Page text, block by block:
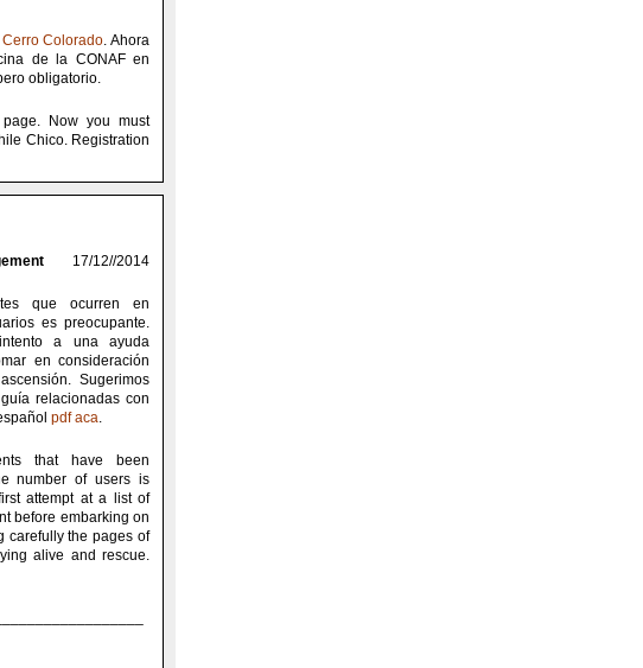
Cerro Colorado. Ahora
de la CONAF en
obligatorio.
Now you must
Chico. Registration
17/12//2014
que ocurren en
es preocupante.
a una ayuda
en consideración
Sugerimos
relacionadas con
pdf aca.
that have been
number of users is
attempt at a list of
before embarking on
carefully the pages of
alive and rescue.